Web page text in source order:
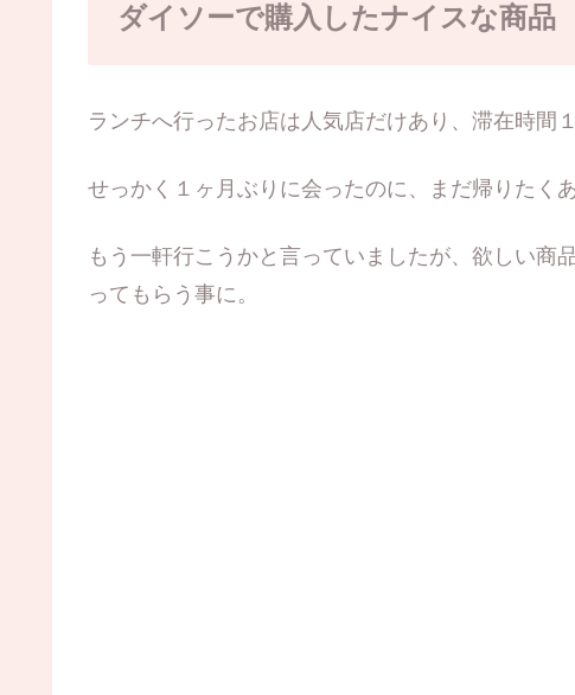
ダイソーで購入したナイスな商品
ランチへ行ったお店は人気店だけあり、滞在時間
せっかく１ヶ月ぶりに会ったのに、まだ帰りたくあ
もう一軒行こうかと言っていましたが、欲しい商
ってもらう事に。